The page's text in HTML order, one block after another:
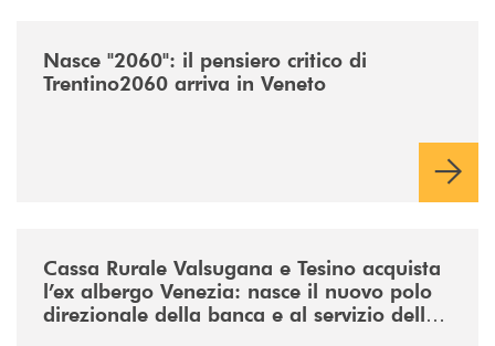
Nasce "2060": il pensiero critico di
Trentino2060 arriva in Veneto
Cassa Rurale Valsugana e Tesino acquista
l’ex albergo Venezia: nasce il nuovo polo
direzionale della banca e al servizio della